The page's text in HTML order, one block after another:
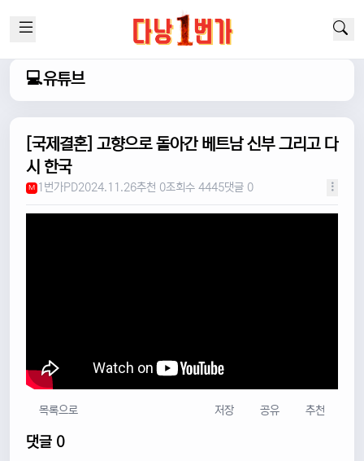
💻유튜브
[국제결혼] 고향으로 돌아간 베트남 신부 그리고 다
시 한국
M 1번가PD2024.11.26추천 0조회수 4445댓글 0
목록으로 저장 공유 추천
댓글 0